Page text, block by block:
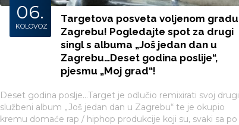
06.
KOLOVOZ
Targetova posveta voljenom gradu
Zagrebu! Pogledajte spot za drugi
singl s albuma „Još jedan dan u
Zagrebu…Deset godina poslije“,
pjesmu „Moj grad“!
Deset godina poslje...Target je odlučio remixirati svoj drugi
službeni album „Još jedan dan u Zagrebu“ te je okupio
kremu domaće rap / hiphop produkcije koji su, svaki sa po